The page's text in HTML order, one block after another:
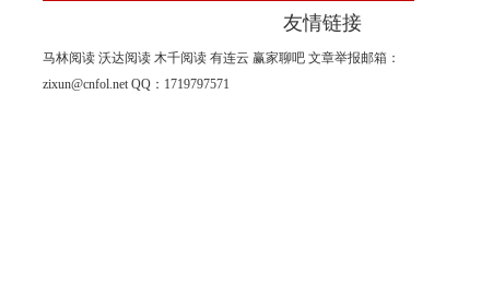
友情链接
马林阅读 沃达阅读 木千阅读 有连云 赢家聊吧 文章举报邮箱：
zixun@cnfol.net QQ：1719797571